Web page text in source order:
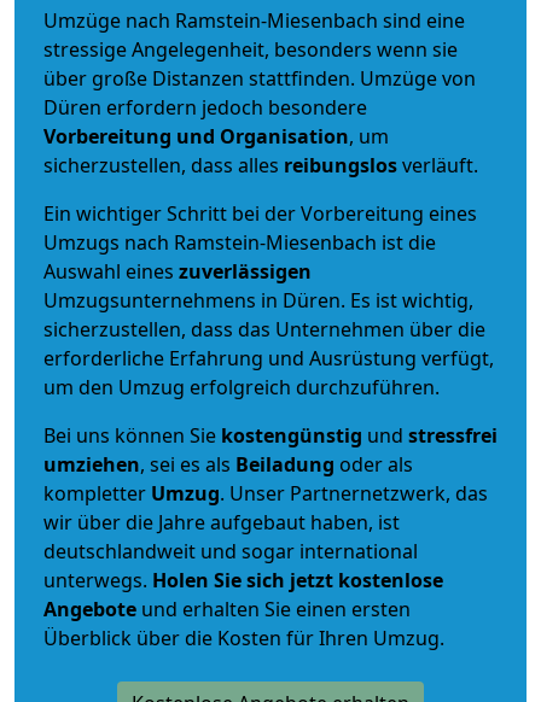
Umzüge nach Ramstein-Miesenbach sind eine
stressige Angelegenheit, besonders wenn sie
über große Distanzen stattfinden. Umzüge von
Düren erfordern jedoch besondere
Vorbereitung und Organisation, um
sicherzustellen, dass alles reibungslosverläuft.
Ein wichtiger Schritt bei der Vorbereitung eines
Umzugs nach Ramstein-Miesenbach ist die
Auswahl eines zuverlässigen
Umzugsunternehmens in Düren. Es ist wichtig,
sicherzustellen, dass das Unternehmen über die
erforderliche Erfahrung und Ausrüstung verfügt,
um den Umzug erfolgreich durchzuführen.
Bei uns können Sie kostengünstig und stressfrei
umziehen, sei es als Beiladung oder als
kompletter Umzug. Unser Partnernetzwerk, das
wir über die Jahre aufgebaut haben, ist
deutschlandweit und sogar international
unterwegs. Holen Sie sich jetzt kostenlose
Angebote und erhalten Sie einen ersten
Überblick über die Kosten für Ihren Umzug.